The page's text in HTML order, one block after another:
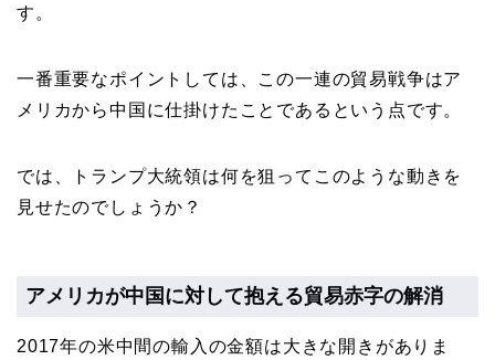
す。
一番重要なポイントしては、この一連の貿易戦争はア
メリカから中国に仕掛けたことであるという点です。
では、トランプ大統領は何を狙ってこのような動きを
見せたのでしょうか？
アメリカが中国に対して抱える貿易赤字の解消
2017年の米中間の輸入の金額は大きな開きがありま